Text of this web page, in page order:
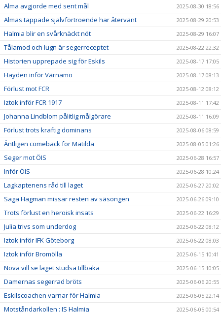
Alma avgjorde med sent mål 2025-08-30 18:56
Almas tappade självförtroende har återvänt 2025-08-29 20:53
Halmia blir en svårknäckt nöt 2025-08-29 16:07
Tålamod och lugn är segerreceptet 2025-08-22 22:32
Historien upprepade sig för Eskils 2025-08-17 17:05
Hayden inför Värnamo 2025-08-17 08:13
Förlust mot FCR 2025-08-12 08:12
Iztok inför FCR 1917 2025-08-11 17:42
Johanna Lindblom pålitlig målgörare 2025-08-11 16:09
Förlust trots kraftig dominans 2025-08-06 08:59
Äntligen comeback för Matilda 2025-08-05 01:26
Seger mot ÖIS 2025-06-28 16:57
Inför ÖIS 2025-06-28 10:24
Lagkaptenens råd till laget 2025-06-27 20:02
Saga Hagman missar resten av säsongen 2025-06-26 09:10
Trots förlust en heroisk insats 2025-06-22 16:29
Julia trivs som underdog 2025-06-22 08:12
Iztok inför IFK Göteborg 2025-06-22 08:03
Iztok inför Bromölla 2025-06-15 10:41
Nova vill se laget studsa tillbaka 2025-06-15 10:05
Damernas segerrad bröts 2025-06-06 20:55
Eskilscoachen varnar för Halmia 2025-06-05 22:14
Motståndarkollen : IS Halmia 2025-06-05 00:54